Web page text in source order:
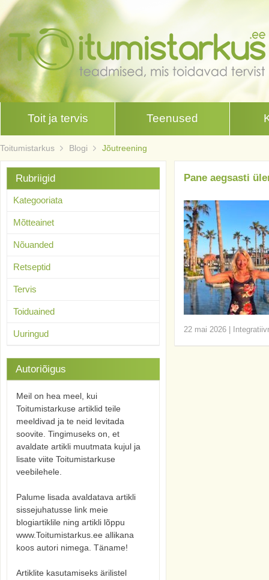
Toit ja tervis Teenused
Toitumistarkus Blogi Jõutreening
Pane aegsasti
22 mai 2026
Rubriigid
Kategooriata
Mõtteainet
Nõuanded
Retseptid
Tervis
Toiduained
Uuringud
Autoriõigus
Meil on hea meel, kui
Toitumistarkuse artiklid teile
meeldivad ja te neid levitada
soovite. Tingimuseks on, et
avaldate artikli muutmata kujul ja
lisate viite Toitumistarkuse
veebilehele.
Palume lisada avaldatava artikli
sissejuhatusse link meie
blogiartiklile ning artikli lõppu
www.Toitumistarkus.ee allikana
koos autori nimega. Täname!
Artiklite kasutamiseks ärilistel